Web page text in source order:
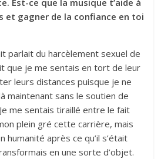
et gagner de la confiance en toi
parlait du harcèlement sexuel de
que je me sentais en tort de leur
leurs distances puisque je ne
maintenant sans le soutien de
me sentais tiraillé entre le fait
plein gré cette carrière, mais
humanité après ce qu’il s’était
en une sorte d’objet.